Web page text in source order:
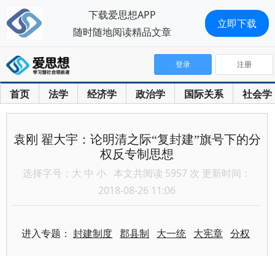
首页 法学 经济学 政治学 国际关系 社会学
登录 注册
袁刚 翟大宇：论明清之际“复封建”旗号下的分
权反专制思想
选择字号： 大 中 小 本文共阅读 5957 次 更新时间：
2018-08-26 11:06
进入专题：封建制度 郡县制 大一统 大宪章 分权
下载爱思想APP
随时随地阅读精品文章
立即下载